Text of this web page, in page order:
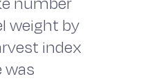
weight by
index
was